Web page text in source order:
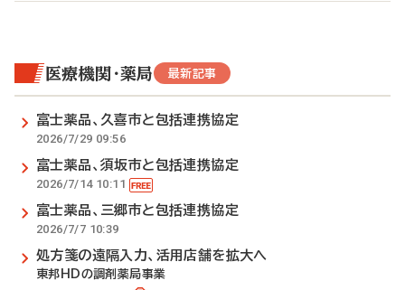
医療機関・薬局 最新記事
富士薬品、久喜市と包括連携協定
2026/7/29 09:56
富士薬品、須坂市と包括連携協定
2026/7/14 10:11
富士薬品、三郷市と包括連携協定
2026/7/7 10:39
処方箋の遠隔入力、活用店舗を拡大へ
東邦HDの調剤薬局事業